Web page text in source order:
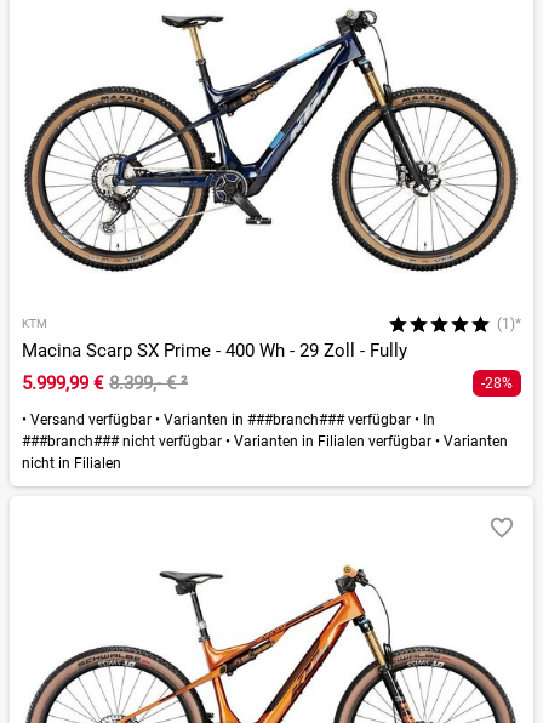
KTM (1)*
Macina Scarp SX Prime - 400 Wh - 29 Zoll - Fully
5.999,99 € 8.399,- €² -28%
• Versand verfügbar • Varianten in ###branch### verfügbar • In
###branch### nicht verfügbar • Varianten in Filialen verfügbar • Varianten
nicht in Filialen